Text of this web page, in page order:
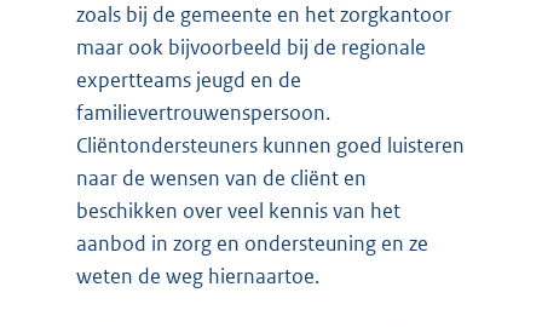
zoals bij de gemeente en het zorgkantoor
maar ook bijvoorbeeld bij de regionale
expertteams jeugd en de
familievertrouwenspersoon.
Cliëntondersteuners kunnen goed luisteren
naar de wensen van de cliënt en
beschikken over veel kennis van het
aanbod in zorg en ondersteuning en ze
weten de weg hiernaartoe.